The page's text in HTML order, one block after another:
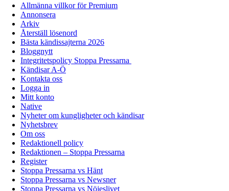
Allmänna villkor för Premium
Annonsera
Arkiv
Återställ lösenord
Bästa kändissajterna 2026
Bloggnytt
Integritetspolicy Stoppa Pressarna
Kändisar A-Ö
Kontakta oss
Logga in
Mitt konto
Native
Nyheter om kungligheter och kändisar
Nyhetsbrev
Om oss
Redaktionell policy
Redaktionen – Stoppa Pressarna
Register
Stoppa Pressarna vs Hänt
Stoppa Pressarna vs Newsner
Stoppa Pressarna vs Nöjeslivet